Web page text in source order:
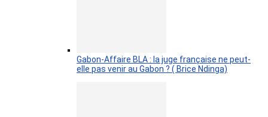
Gabon-Affaire BLA : la juge française ne peut-
elle pas venir au Gabon ? ( Brice Ndinga)